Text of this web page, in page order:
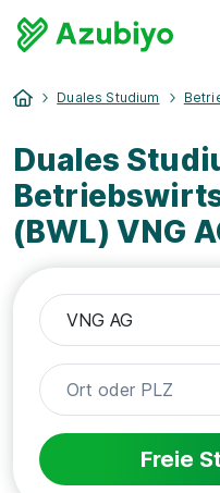
Duales Studium
Duales
(BWL) VNG
Freie